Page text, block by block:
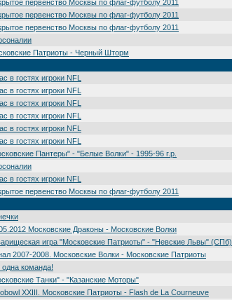
первенство Москвы по флаг-футболу 2011
первенство Москвы по флаг-футболу 2011
первенство Москвы по флаг-футболу 2011
Патриоты - Черный Шторм
в гостях игроки NFL
в гостях игроки NFL
в гостях игроки NFL
в гостях игроки NFL
в гостях игроки NFL
в гостях игроки NFL
Пантеры" - "Белые Волки" - 1995-96 г.р.
в гостях игроки NFL
первенство Москвы по флаг-футболу 2011
Московские Драконы - Московские Волки
игра "Московские Патриоты" - "Невские Львы" (СПб)
2007-2008. Московские Волки - Московские Патриоты
команда!
Танки" - "Казанские Моторы"
XXIII. Московские Патриоты - Flash de La Courneuve